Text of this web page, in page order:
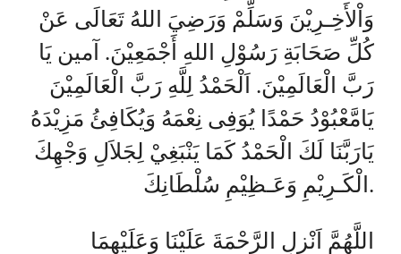
وَاْلأَخِـرِيْنَ وَسَلِّمْ وَرَضِيَ اللهُ تَعَالَى عَنْ
كُلِّ صَحَابَةِ رَسُوْلِ اللهِ أَجْمَعِيْنَ. آمين يَا
رَبَّ الْعَالَمِيْنَ. اَلْحَمْدُ لِلَّهِ رَبَّ الْعَالَمِيْنَ
يَامَّعْبُوْدُ حَمْدًا يُوَفِى نِعْمَهُ وَيُكَافِئُ مَزِيْدَهُ
يَارَبَّنَا لَكَ الْحَمْدُ كَمَا يَنْبَغِيْ لِجَلاَلِ وَجْهِكَ
الْكَـرِيْمِ وَعَـظِيْمِ سُلْطَانِكَ.
اللَّهُمَّ اَنْزِلِ الرَّحْمَةَ عَلَيْنَا وَعَلَيْهِمَا